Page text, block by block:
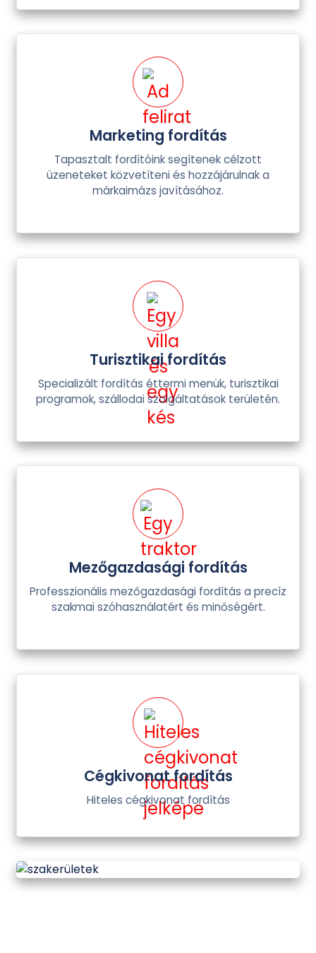
Marketing fordítás
Tapasztalt fordítóink segítenek célzott
üzeneteket közvetíteni és hozzájárulnak a
márkaimázs javításához.
Turisztikai fordítás
Specializált fordítás éttermi menük, turisztikai
programok, szállodai szolgáltatások területén.
Mezőgazdasági fordítás
Professzionális mezőgazdasági fordítás a precíz
szakmai szóhasználatért és minőségért.
Cégkivonat fordítás
Hiteles cégkivonat fordítás